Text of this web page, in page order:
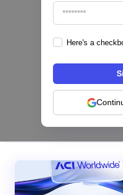
Here's a
Los bancos se
categorías frente a